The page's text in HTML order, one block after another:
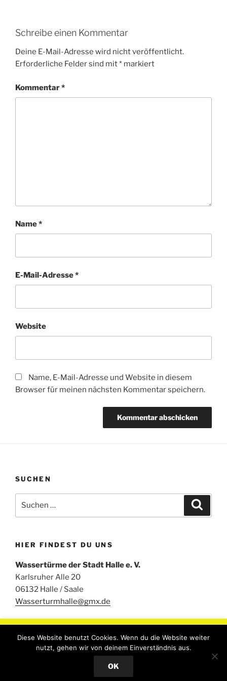
Schreibe einen Kommentar
Deine E-Mail-Adresse wird nicht veröffentlicht.
Erforderliche Felder sind mit* markiert
Kommentar*
Name*
E-Mail-Adresse*
Website
Name, E-Mail-Adresse und Website in diesem
Browser für meinen nächsten Kommentar speichern.
SUCHEN
nach:
HIER FINDEST DU UNS
Wassertürme der Stadt Halle e. V.
Karlsruher Alle 20
06132 Halle / Saale
Wasserturmhalle@gmx.de
Stolz präsentiert von WordPress
fortlaufend verbessern zu können, verwenden wir Cookies.
Durch die weitere Nutzung der Webseite stimmen Sie der
Diese Website benutzt Cookies. Wenn du die Website weiter
nutzt, gehen wir von deinem Einverständnis aus.
OK